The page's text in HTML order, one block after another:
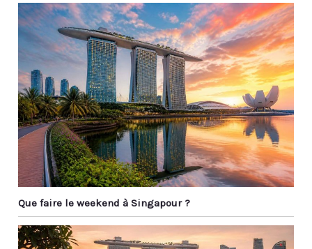
Que faire le weekend à Singapour ?